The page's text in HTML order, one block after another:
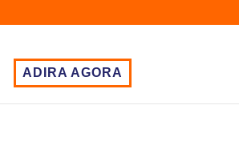
ADIRA AGORA